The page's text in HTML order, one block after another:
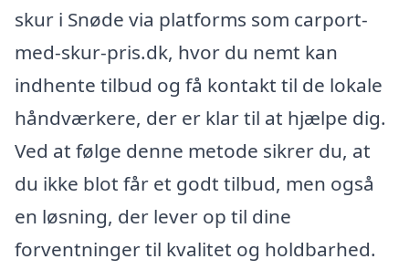
skur i Snøde via platforms som carport-
med-skur-pris.dk, hvor du nemt kan
indhente tilbud og få kontakt til de lokale
håndværkere, der er klar til at hjælpe dig.
Ved at følge denne metode sikrer du, at
du ikke blot får et godt tilbud, men også
en løsning, der lever op til dine
forventninger til kvalitet og holdbarhed.